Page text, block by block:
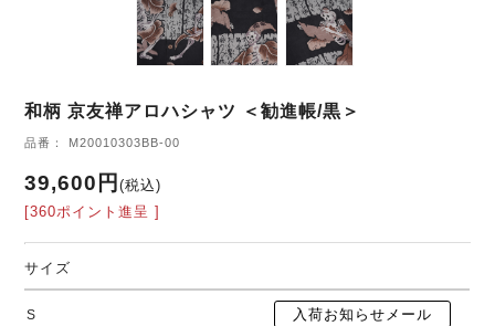
和柄 京友禅アロハシャツ ＜勧進帳/黒＞
品番： M20010303BB-00
39,600円(税込)
[360ポイント進呈 ]
サイズ
S